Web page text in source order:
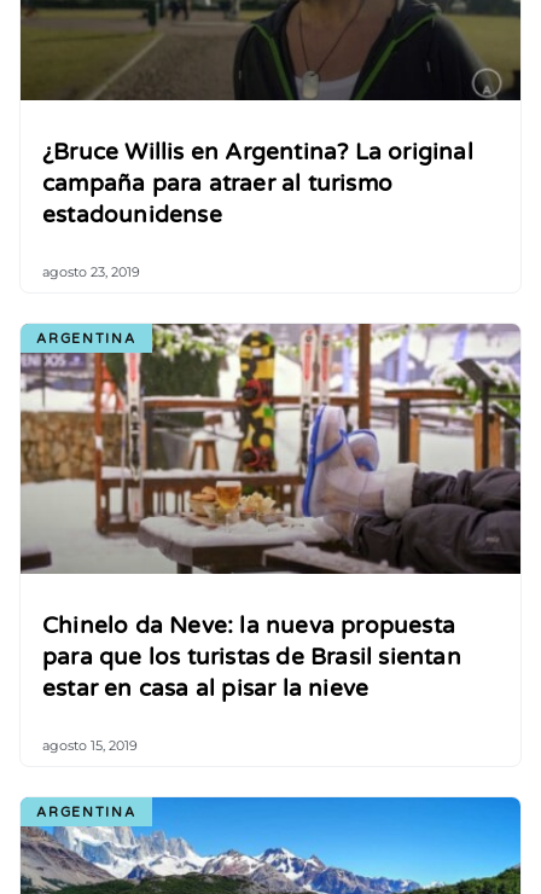
¿Bruce Willis en Argentina? La original
campaña para atraer al turismo
estadounidense
agosto 23, 2019
ARGENTINA
Chinelo da Neve: la nueva propuesta
para que los turistas de Brasil sientan
estar en casa al pisar la nieve
agosto 15, 2019
ARGENTINA